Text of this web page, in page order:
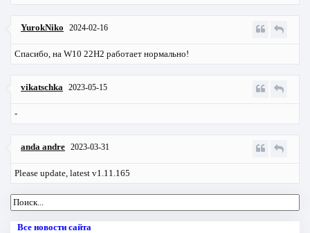
YurokNiko 2024-02-16
Спасибо, на W10 22Н2 работает нормально!
vikatschka 2023-05-15
-
anda andre 2023-03-31
Please update, latest v1.11.165
Все новости сайта